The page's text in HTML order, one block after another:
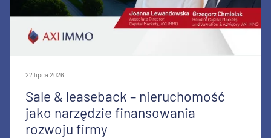
22 lipca 2026
Sale & leaseback – nieruchomość
jako narzędzie finansowania
rozwoju firmy